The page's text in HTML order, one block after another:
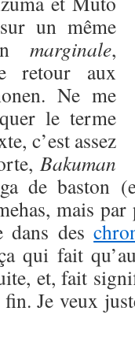
un même
marginale,
retour aux
Ne me
le terme
c’est assez
Bakuman
de baston
mais
dans des
qui fait
et, fait
Je veux